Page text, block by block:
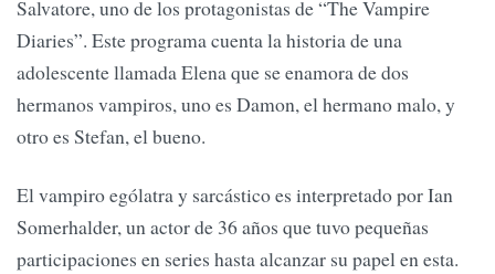
Salvatore, uno de los protagonistas de “The Vampire
Diaries”. Este programa cuenta la historia de una
adolescente llamada Elena que se enamora de dos
hermanos vampiros, uno es Damon, el hermano malo, y
otro es Stefan, el bueno.
El vampiro ególatra y sarcástico es interpretado por Ian
Somerhalder, un actor de 36 años que tuvo pequeñas
participaciones en series hasta alcanzar su papel en esta.